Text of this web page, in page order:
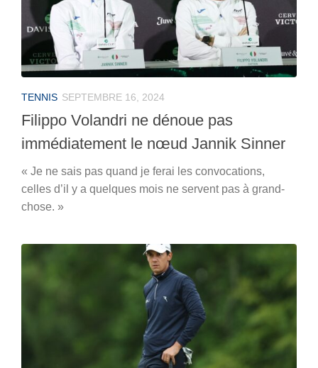
TENNIS SEPTEMBRE 16, 2024
Filippo Volandri ne dénoue pas
immédiatement le nœud Jannik Sinner
« Je ne sais pas quand je ferai les convocations,
celles d’il y a quelques mois ne servent pas à grand-
chose. »